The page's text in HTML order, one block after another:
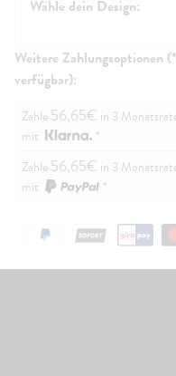
Get Set Grow i-Size
Waschbarer Bezug
Brust- und
5-Punkt-Plus
4-Jahres-Garantiekarte
ISOFIX-
Bedienungsanleitung
Wähle dein Design:
Weitere Zahlungsoptionen
verfügbar):
Zahle56,65€ in 3
mit
*
Zahle56,65€ in 3
mit
*